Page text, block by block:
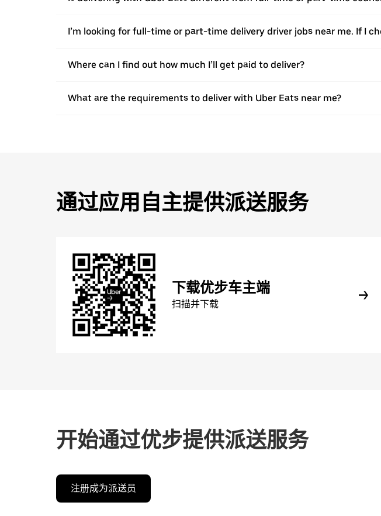
I’m looking for full-time or part-time delivery driver jobs near me. If I
Where can I find out how much I’ll get paid to deliver?
What are the requirements to deliver with Uber Eats near me?
通过应用自主提供派送服务
下载优步车主端
扫描并下载
开始通过优步提供派送服务
注册成为派送员